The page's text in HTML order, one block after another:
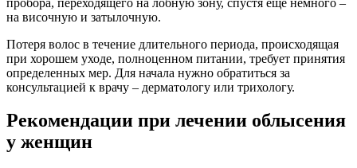
на височную и затылочную.
Потеря волос в течение длительного периода, происходящая
при хорошем уходе, полноценном питании, требует принятия
определенных мер. Для начала нужно обратиться за
консультацией к врачу – дерматологу или трихологу.
Рекомендации при лечении облысения
у женщин